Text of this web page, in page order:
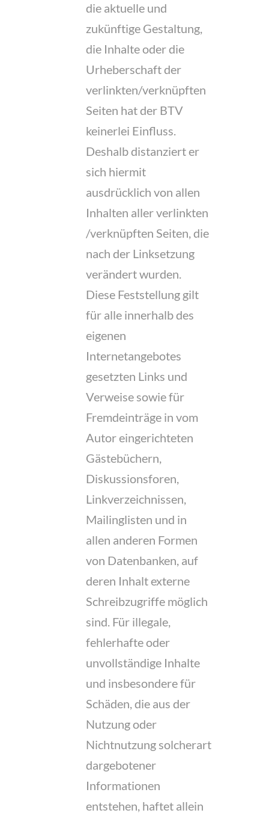
die aktuelle und
zukünftige Gestaltung,
die Inhalte oder die
Urheberschaft der
verlinkten/verknüpften
Seiten hat der BTV
keinerlei Einfluss.
Deshalb distanziert er
sich hiermit
ausdrücklich von allen
Inhalten aller verlinkten
/verknüpften Seiten, die
nach der Linksetzung
verändert wurden.
Diese Feststellung gilt
für alle innerhalb des
eigenen
Internetangebotes
gesetzten Links und
Verweise sowie für
Fremdeinträge in vom
Autor eingerichteten
Gästebüchern,
Diskussionsforen,
Linkverzeichnissen,
Mailinglisten und in
allen anderen Formen
von Datenbanken, auf
deren Inhalt externe
Schreibzugriffe möglich
sind. Für illegale,
fehlerhafte oder
unvollständige Inhalte
und insbesondere für
Schäden, die aus der
Nutzung oder
Nichtnutzung solcherart
dargebotener
Informationen
entstehen, haftet allein